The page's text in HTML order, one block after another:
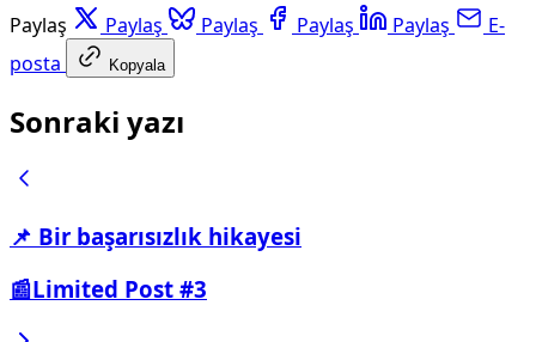
Paylaş Paylaş Paylaş Paylaş Paylaş
E-
posta
Kopyala
Sonraki yazı
📌 Bir başarısızlık hikayesi
📰Limited Post #3